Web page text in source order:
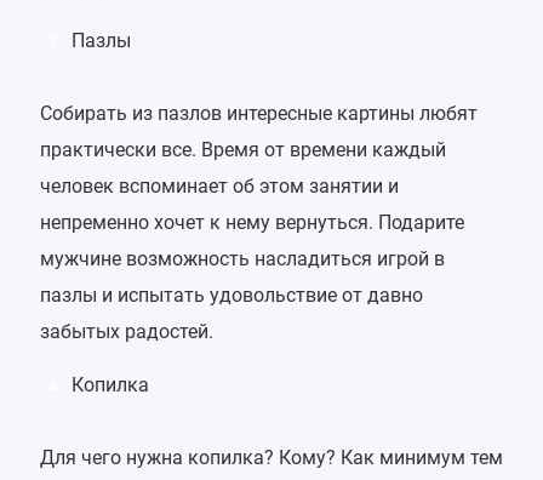
Пазлы
Собирать из пазлов интересные картины любят
практически все. Время от времени каждый
человек вспоминает об этом занятии и
непременно хочет к нему вернуться. Подарите
мужчине возможность насладиться игрой в
пазлы и испытать удовольствие от давно
забытых радостей.
Копилка
Для чего нужна копилка? Кому? Как минимум тем